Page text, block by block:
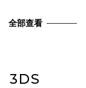
全部查看
3DS